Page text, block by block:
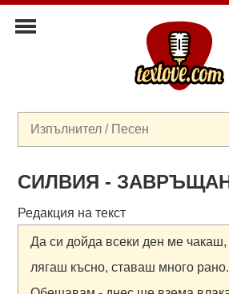
СИЛВИЯ -
Редакция на текст